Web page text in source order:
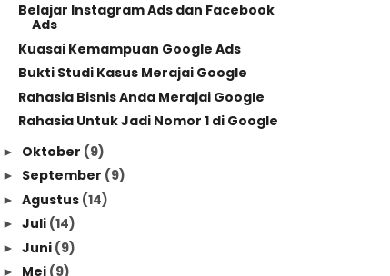
Belajar Instagram Ads dan Facebook
Ads
Kuasai Kemampuan Google Ads
Bukti Studi Kasus Merajai Google
Rahasia Bisnis Anda Merajai Google
Rahasia Untuk Jadi Nomor 1 di Google
► Oktober (9)
► September (9)
► Agustus (14)
► Juli (14)
► Juni (9)
► Mei (9)